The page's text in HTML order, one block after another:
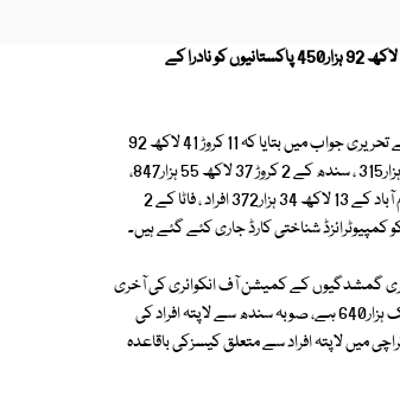
قومی اسمبلی کے اجلاس کے دوران وزارت داخلہ کی جانب سے بتایا گیا ہے کہ ملک بھرمیں 11 کروڑ41 لاکھ 92 ہزار450 پاکستانیوں کو نادرا کے
ڈپٹی اسپیکرجاوید مرتضیٰ عباسی کی سربراہی میں قومی اسمبلی کے اجلاس کے دوران وزارت داخلہ نے تحریری جواب میں بتایا کہ 11 کروڑ 41 لاکھ 92
ہزار450 پاکستانیوں کو نادرا کے کمپوٹرائزڈ کارڈ جاری کئے جا چکے ہیں، پنجاب میں 6 کروڑ34 لاکھ 7 ہزار315 ، سندھ کے 2 کروڑ 37 لاکھ 55 ہزار847،
خیبرپختونخوا کے اب تک ایک کروڑ51 لاکھ 87 ہزار87، بلوچستان کے 43 لاکھ 35 ہزار501 افراد، اسلام آباد کے 13 لاکھ 34 ہزار372 افراد ، فاٹا کے 2
گمشدگیوں کے کمیشن آف انکوائری کی آخری
ماہانہ رپورٹ 28 فروری کو موصول ہوئی ہے جس کے مطابق اس وقت ملک میں لاپتہ افراد کی تعداد ایک ہزار640 ہے، صوبہ سندھ سے لاپتہ افراد کی
اکتوبر2014 سے جسٹس (ر) ڈاکٹرغوث کراچی میں لاپتہ افراد سے متعلق کیسزکی باقاعدہ